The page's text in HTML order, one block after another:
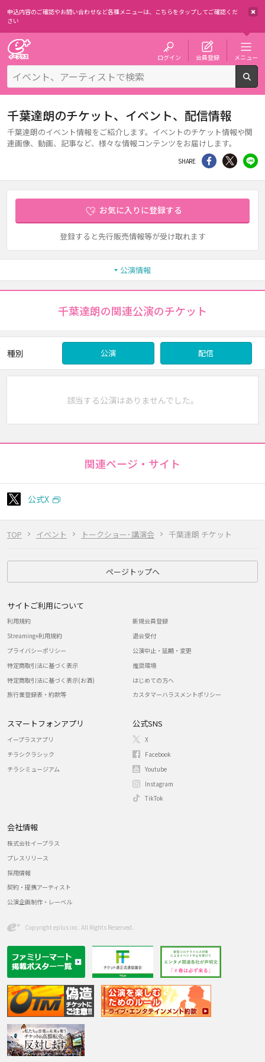
申込内容のご確認やお問い合わせなど各種メニューは、 こちらをタップしてご確認くだ
さい
ログイン 会員登録 メニュー
TOP イベント トークショー･講演会 千葉達朗 チケット
千葉達朗のチケット、イベント、配信情報
千葉達朗のイベント情報をご紹介します。イベントのチケット情報や関
連画像、動画、記事など、様々な情報コンテンツをお届けします。
SHARE シェア Twitter
お気に入りに登録する
登録すると先行販売情報等が受け取れます
公演情報
千葉達朗の関連公演のチケット
種別 公演 配信
該当する公演はありませんでした。
関連ページ・サイト
公式X
ページトップへ
サイトご利用について
利用規約
Streaming+利用規約
プライバシーポリシー
特定商取引法に基づく表示
特定商取引法に基づく表示(お酒)
旅行業登録表・約款等
新規会員登録
退会受付
公演中止・延期・変更
推奨環境
はじめての方へ
カスタマーハラスメントポリシー
スマートフォンアプリ
イープラスアプリ
チラシクラシック
チラシミュージアム
公式SNS
X
Facebook
Youtube
Instagram
TikTok
会社情報
株式会社イープラス
プレスリリース
採用情報
契約・提携アーティスト
公演企画制作・レーベル
Copyright eplus inc. All Rights Reserved.